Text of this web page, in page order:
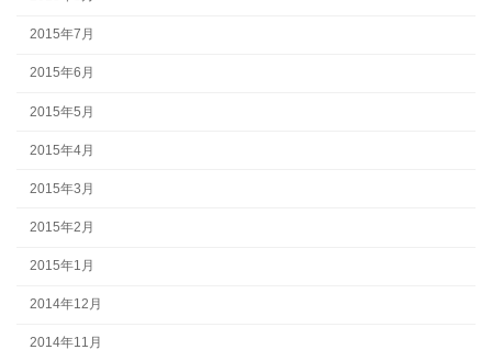
2015年7月
2015年6月
2015年5月
2015年4月
2015年3月
2015年2月
2015年1月
2014年12月
2014年11月